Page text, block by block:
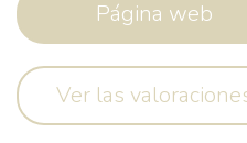
Página web
Ver las